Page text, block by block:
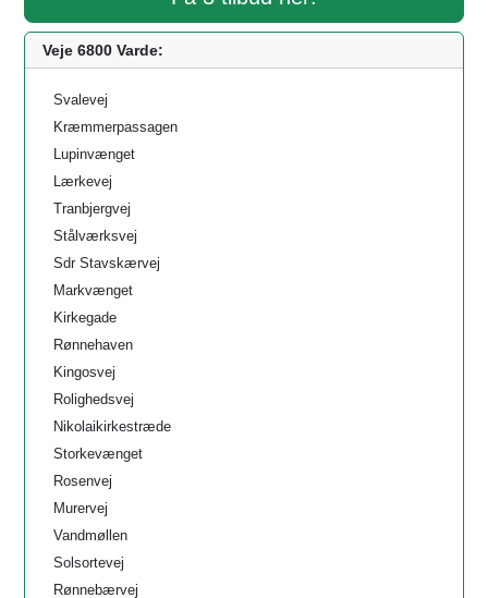
Veje 6800 Varde:
Svalevej
Kræmmerpassagen
Lupinvænget
Lærkevej
Tranbjergvej
Stålværksvej
Sdr Stavskærvej
Markvænget
Kirkegade
Rønnehaven
Kingosvej
Rolighedsvej
Nikolaikirkestræde
Storkevænget
Rosenvej
Murervej
Vandmøllen
Solsortevej
Rønnebærvej